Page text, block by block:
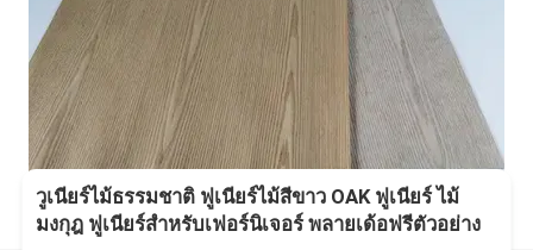
วูเนียร์ไม้ธรรมชาติ ฟูเนียร์ไม้สีขาว OAK ฟูเนียร์ ไม้
มงกุฎ ฟูเนียร์สําหรับเฟอร์นิเจอร์ พลายเด้อฟรีตัวอย่าง